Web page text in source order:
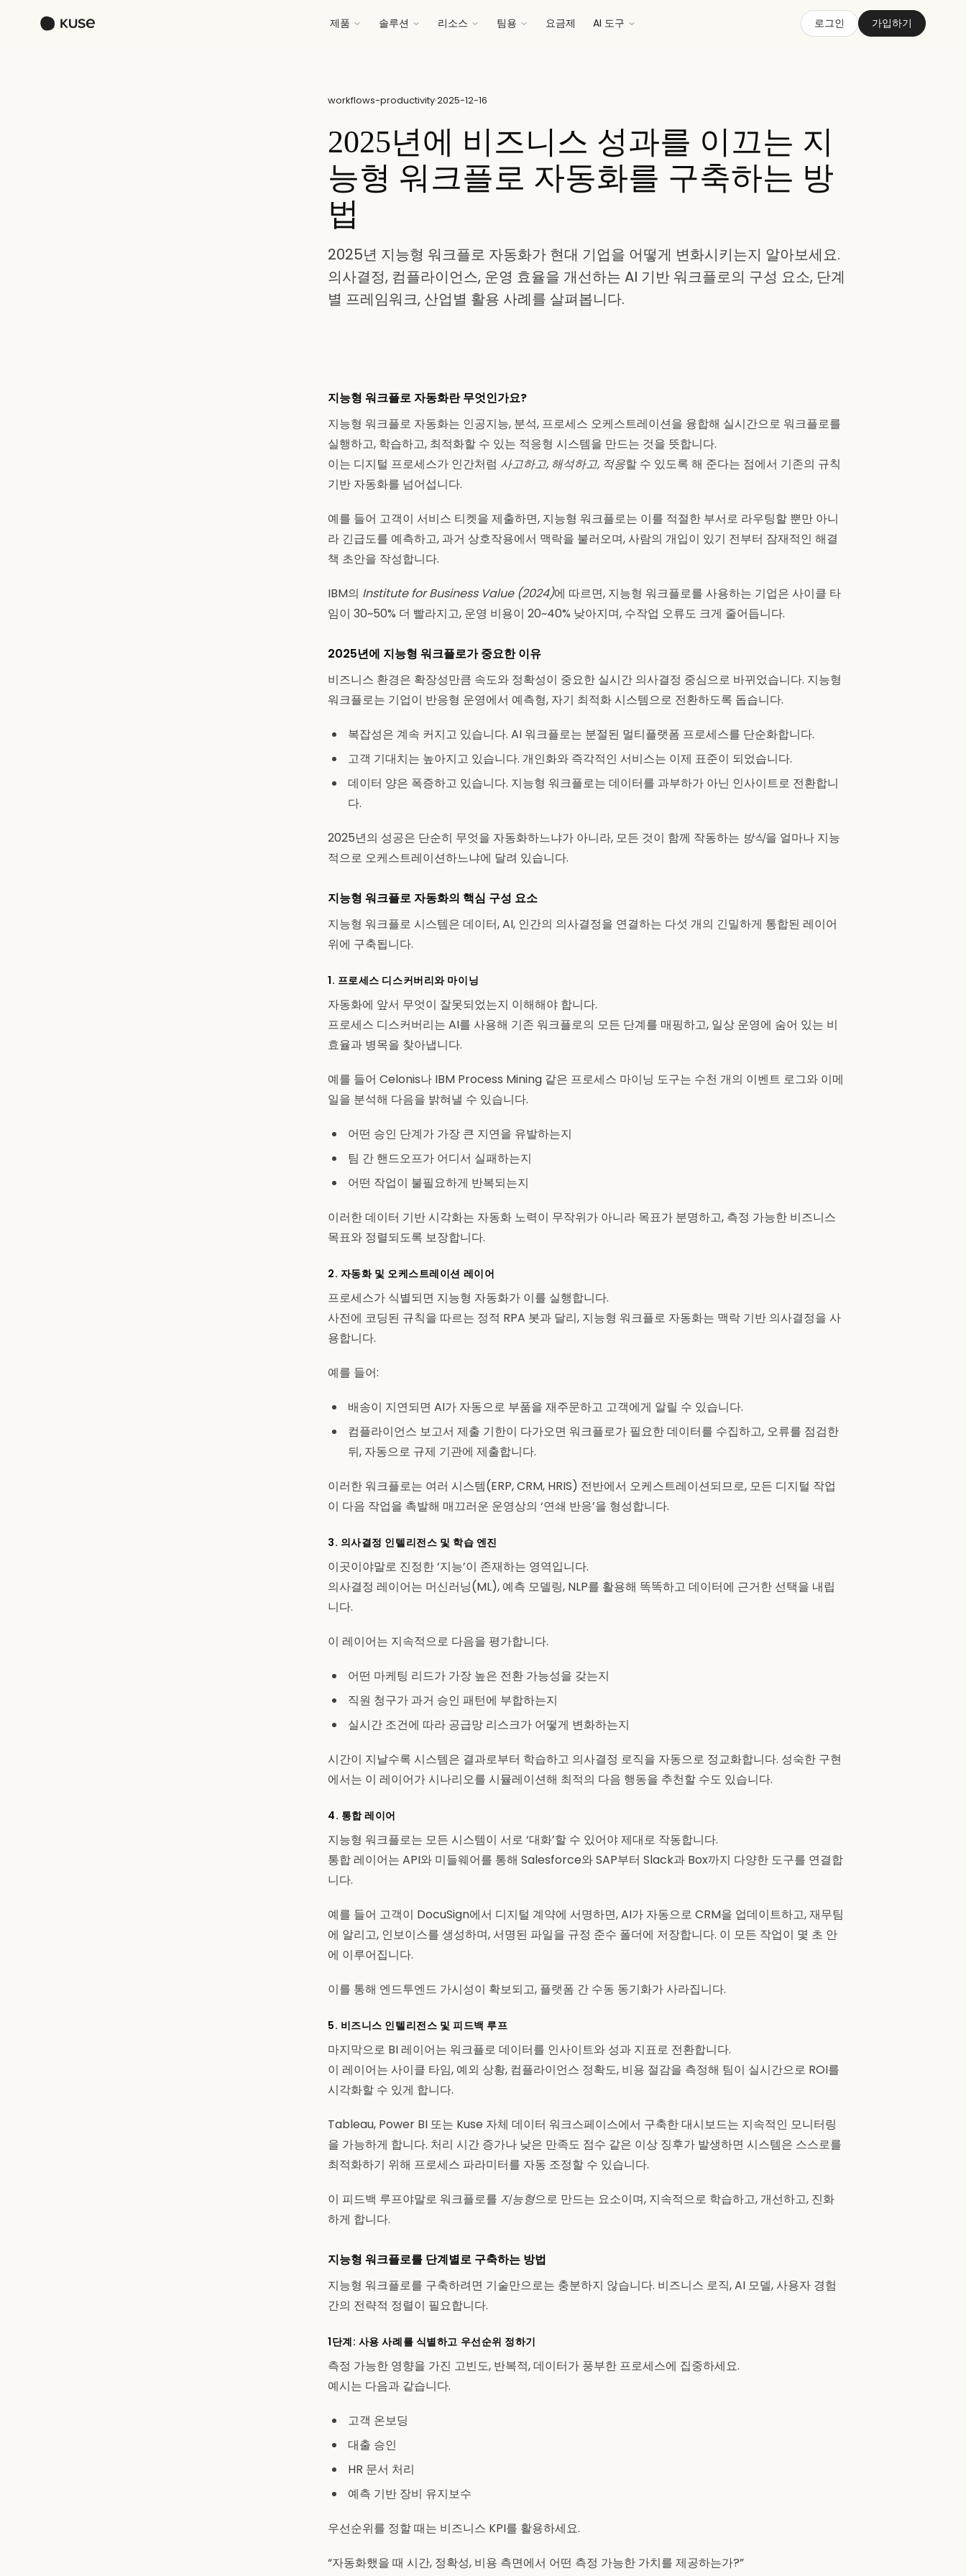
제품 솔루션 리소스 팀용 요금제 AI 도구 로그인 가입하기
workflows-productivity·2025-12-16
2025년에 비즈니스 성과를 이끄는 지
능형 워크플로 자동화를 구축하는 방
법
2025년 지능형 워크플로 자동화가 현대 기업을 어떻게 변화시키는지 알아보세요.
의사결정, 컴플라이언스, 운영 효율을 개선하는 AI 기반 워크플로의 구성 요소, 단계
별 프레임워크, 산업별 활용 사례를 살펴봅니다.
지능형 워크플로 자동화란 무엇인가요?
지능형 워크플로 자동화는 인공지능, 분석, 프로세스 오케스트레이션을 융합해 실시간으로 워크플로를
실행하고, 학습하고, 최적화할 수 있는 적응형 시스템을 만드는 것을 뜻합니다.
이는 디지털 프로세스가 인간처럼 사고하고, 해석하고, 적응할 수 있도록 해 준다는 점에서 기존의 규칙
기반 자동화를 넘어섭니다.
예를 들어 고객이 서비스 티켓을 제출하면, 지능형 워크플로는 이를 적절한 부서로 라우팅할 뿐만 아니
라 긴급도를 예측하고, 과거 상호작용에서 맥락을 불러오며, 사람의 개입이 있기 전부터 잠재적인 해결
책 초안을 작성합니다.
IBM의 Institute for Business Value (2024)에 따르면, 지능형 워크플로를 사용하는 기업은 사이클 타
임이 30~50% 더 빨라지고, 운영 비용이 20~40% 낮아지며, 수작업 오류도 크게 줄어듭니다.
2025년에 지능형 워크플로가 중요한 이유
비즈니스 환경은 확장성만큼 속도와 정확성이 중요한 실시간 의사결정 중심으로 바뀌었습니다. 지능형
워크플로는 기업이 반응형 운영에서 예측형, 자기 최적화 시스템으로 전환하도록 돕습니다.
복잡성은 계속 커지고 있습니다. AI 워크플로는 분절된 멀티플랫폼 프로세스를 단순화합니다.
고객 기대치는 높아지고 있습니다. 개인화와 즉각적인 서비스는 이제 표준이 되었습니다.
데이터 양은 폭증하고 있습니다. 지능형 워크플로는 데이터를 과부하가 아닌 인사이트로 전환합니
다.
2025년의 성공은 단순히 무엇을 자동화하느냐가 아니라, 모든 것이 함께 작동하는 방식을 얼마나 지능
적으로 오케스트레이션하느냐에 달려 있습니다.
지능형 워크플로 자동화의 핵심 구성 요소
지능형 워크플로 시스템은 데이터, AI, 인간의 의사결정을 연결하는 다섯 개의 긴밀하게 통합된 레이어
위에 구축됩니다.
1. 프로세스 디스커버리와 마이닝
자동화에 앞서 무엇이 잘못되었는지 이해해야 합니다.
프로세스 디스커버리는 AI를 사용해 기존 워크플로의 모든 단계를 매핑하고, 일상 운영에 숨어 있는 비
효율과 병목을 찾아냅니다.
예를 들어 Celonis나 IBM Process Mining 같은 프로세스 마이닝 도구는 수천 개의 이벤트 로그와 이메
일을 분석해 다음을 밝혀낼 수 있습니다.
어떤 승인 단계가 가장 큰 지연을 유발하는지
팀 간 핸드오프가 어디서 실패하는지
어떤 작업이 불필요하게 반복되는지
이러한 데이터 기반 시각화는 자동화 노력이 무작위가 아니라 목표가 분명하고, 측정 가능한 비즈니스
목표와 정렬되도록 보장합니다.
2. 자동화 및 오케스트레이션 레이어
프로세스가 식별되면 지능형 자동화가 이를 실행합니다.
사전에 코딩된 규칙을 따르는 정적 RPA 봇과 달리, 지능형 워크플로 자동화는 맥락 기반 의사결정을 사
용합니다.
예를 들어:
배송이 지연되면 AI가 자동으로 부품을 재주문하고 고객에게 알릴 수 있습니다.
컴플라이언스 보고서 제출 기한이 다가오면 워크플로가 필요한 데이터를 수집하고, 오류를 점검한
뒤, 자동으로 규제 기관에 제출합니다.
이러한 워크플로는 여러 시스템(ERP, CRM, HRIS) 전반에서 오케스트레이션되므로, 모든 디지털 작업
이 다음 작업을 촉발해 매끄러운 운영상의 ‘연쇄 반응’을 형성합니다.
3. 의사결정 인텔리전스 및 학습 엔진
이곳이야말로 진정한 ‘지능’이 존재하는 영역입니다.
의사결정 레이어는 머신러닝(ML), 예측 모델링, NLP를 활용해 똑똑하고 데이터에 근거한 선택을 내립
니다.
이 레이어는 지속적으로 다음을 평가합니다.
어떤 마케팅 리드가 가장 높은 전환 가능성을 갖는지
직원 청구가 과거 승인 패턴에 부합하는지
실시간 조건에 따라 공급망 리스크가 어떻게 변화하는지
시간이 지날수록 시스템은 결과로부터 학습하고 의사결정 로직을 자동으로 정교화합니다. 성숙한 구현
에서는 이 레이어가 시나리오를 시뮬레이션해 최적의 다음 행동을 추천할 수도 있습니다.
4. 통합 레이어
지능형 워크플로는 모든 시스템이 서로 ‘대화’할 수 있어야 제대로 작동합니다.
통합 레이어는 API와 미들웨어를 통해 Salesforce와 SAP부터 Slack과 Box까지 다양한 도구를 연결합
니다.
예를 들어 고객이 DocuSign에서 디지털 계약에 서명하면, AI가 자동으로 CRM을 업데이트하고, 재무팀
에 알리고, 인보이스를 생성하며, 서명된 파일을 규정 준수 폴더에 저장합니다. 이 모든 작업이 몇 초 안
에 이루어집니다.
이를 통해 엔드투엔드 가시성이 확보되고, 플랫폼 간 수동 동기화가 사라집니다.
5. 비즈니스 인텔리전스 및 피드백 루프
마지막으로 BI 레이어는 워크플로 데이터를 인사이트와 성과 지표로 전환합니다.
이 레이어는 사이클 타임, 예외 상황, 컴플라이언스 정확도, 비용 절감을 측정해 팀이 실시간으로 ROI를
시각화할 수 있게 합니다.
Tableau, Power BI 또는 Kuse 자체 데이터 워크스페이스에서 구축한 대시보드는 지속적인 모니터링
을 가능하게 합니다. 처리 시간 증가나 낮은 만족도 점수 같은 이상 징후가 발생하면 시스템은 스스로를
최적화하기 위해 프로세스 파라미터를 자동 조정할 수 있습니다.
이 피드백 루프야말로 워크플로를 지능형으로 만드는 요소이며, 지속적으로 학습하고, 개선하고, 진화
하게 합니다.
지능형 워크플로를 단계별로 구축하는 방법
지능형 워크플로를 구축하려면 기술만으로는 충분하지 않습니다. 비즈니스 로직, AI 모델, 사용자 경험
간의 전략적 정렬이 필요합니다.
1단계: 사용 사례를 식별하고 우선순위 정하기
측정 가능한 영향을 가진 고빈도, 반복적, 데이터가 풍부한 프로세스에 집중하세요.
예시는 다음과 같습니다.
고객 온보딩
대출 승인
HR 문서 처리
예측 기반 장비 유지보수
우선순위를 정할 때는 비즈니스 KPI를 활용하세요.
“자동화했을 때 시간, 정확성, 비용 측면에서 어떤 측정 가능한 가치를 제공하는가?”